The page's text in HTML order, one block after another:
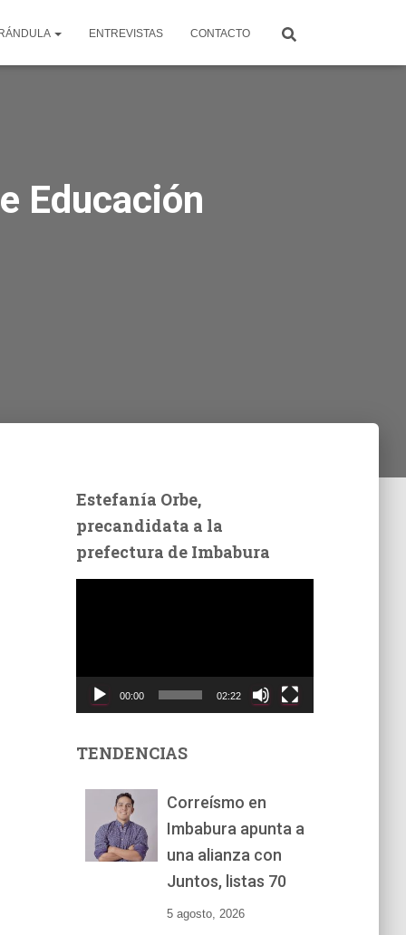
ENTREVISTAS CONTACTO
Educación
Estefanía Orbe,
precandidata a la
prefectura de Imbabura
t
00:00 02:22
TENDENCIAS
Correísmo en
Imbabura apunta a
una alianza con
Juntos, listas 70
5 agosto, 2026